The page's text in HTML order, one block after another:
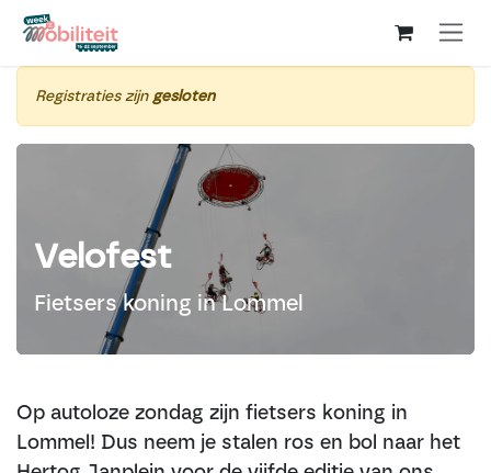
Overslaan naar inhoud
Registraties zijngesloten
Velofest
Fietsers koning in Lommel
Op autoloze zondag zijn fietsers koning in
Lommel! Dus neem je stalen ros en bol naar het